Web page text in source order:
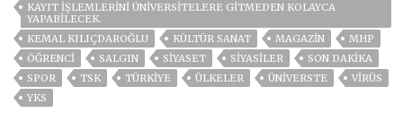
KAYIT IŞLEMLERINI ÜNIVERSITELERE GITMEDEN KOLAYCA
YAPABILECEK.
KEMAL KILIÇDAROĞLU
KÜLTÜR SANAT MAGAZİN
MHP
ÖĞRENCI
SALGIN SİYASET SİYASİLER
SON DAKIKA
SPOR
TSK TÜRKİYE ÜLKELER ÜNİVERSTE
VIRÜS
YKS